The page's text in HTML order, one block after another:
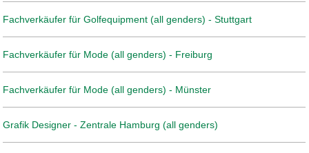
Fachverkäufer für Golfequipment (all genders) - Stuttgart
Fachverkäufer für Mode (all genders) - Freiburg
Fachverkäufer für Mode (all genders) - Münster
Grafik Designer - Zentrale Hamburg (all genders)